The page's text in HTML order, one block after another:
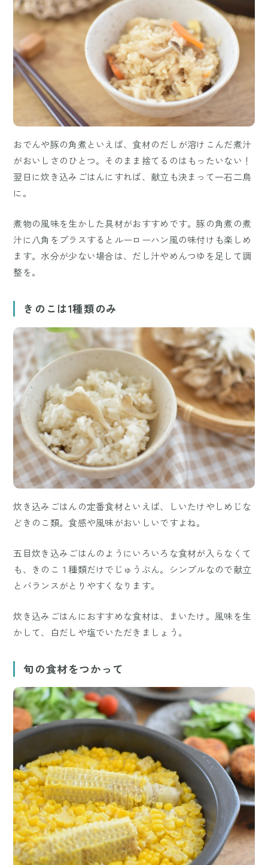
おでんや豚の角煮といえば、食材のだしが溶けこんだ煮汁
がおいしさのひとつ。そのまま捨てるのはもったいない！
翌日に炊き込みごはんにすれば、献立も決まって一石二鳥
に。
煮物の風味を生かした具材がおすすめです。豚の角煮の煮
汁に八角をプラスするとルーローハン風の味付けも楽しめ
ます。水分が少ない場合は、だし汁やめんつゆを足して調
整を。
きのこは1種類のみ
炊き込みごはんの定番食材といえば、しいたけやしめじな
どきのこ類。食感や風味がおいしいですよね。
五目炊き込みごはんのようにいろいろな食材が入らなくて
も、きのこ１種類だけでじゅうぶん。シンプルなので献立
とバランスがとりやすくなります。
炊き込みごはんにおすすめな食材は、まいたけ。風味を生
かして、白だしや塩でいただきましょう。
旬の食材をつかって